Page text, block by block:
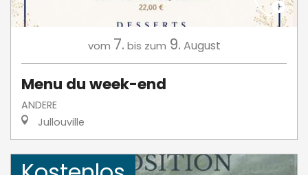
vom 7. bis zum 9. August
Menu du week-end
ANDERE
Jullouville